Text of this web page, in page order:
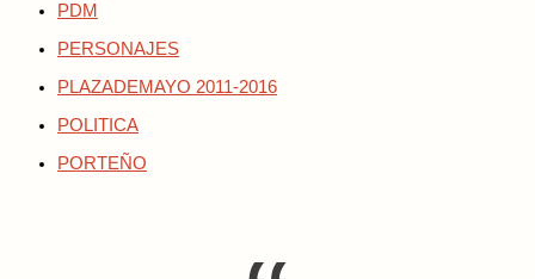
PDM
PERSONAJES
PLAZADEMAYO 2011-2016
POLITICA
PORTEÑO